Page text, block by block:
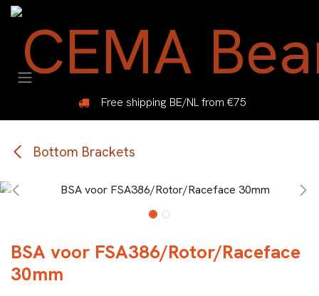
Overslaan naar inhoud
Free shipping BE/NL from €75
Bottom Brackets
BSA voor FSA386/Rotor/Raceface
30mm